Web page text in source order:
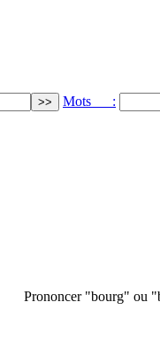
Mots :
Prononcer "bourg" ou